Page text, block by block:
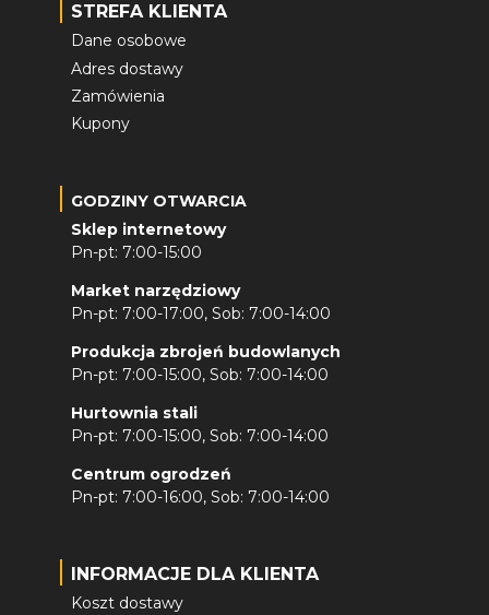
STREFA KLIENTA
Dane osobowe
Adres dostawy
Zamówienia
Kupony
GODZINY OTWARCIA
Sklep internetowy
Pn-pt: 7:00-15:00
Market narzędziowy
Pn-pt: 7:00-17:00, Sob: 7:00-14:00
Produkcja zbrojeń budowlanych
Pn-pt: 7:00-15:00, Sob: 7:00-14:00
Hurtownia stali
Pn-pt: 7:00-15:00, Sob: 7:00-14:00
Centrum ogrodzeń
Pn-pt: 7:00-16:00, Sob: 7:00-14:00
INFORMACJE DLA KLIENTA
Koszt dostawy